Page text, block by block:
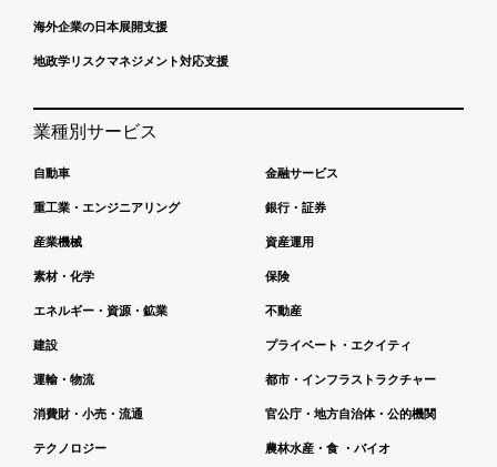
海外企業の日本展開支援
地政学リスクマネジメント対応支援
業種別サービス
自動車
重工業・エンジニアリング
産業機械
素材・化学
エネルギー・資源・鉱業
建設
運輸・物流
消費財・小売・流通
テクノロジー
金融サービス
銀行・証券
資産運用
保険
不動産
プライベート・エクイティ
都市・インフラストラクチャー
官公庁・地方自治体・公的機関
農林水産・食 ・バイオ